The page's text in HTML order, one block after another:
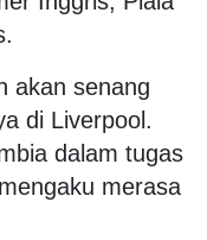
akan senang
di Liverpool.
dalam tugas
merasa